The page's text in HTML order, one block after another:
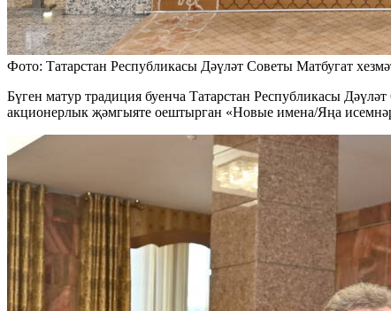
Фото: Татарстан Республикасы Дәүләт Советы Матбугат
Бүген матур традиция буенча Татарстан Республикасы
акционерлык җәмгыяте оештырган «Новые имена/Яңа